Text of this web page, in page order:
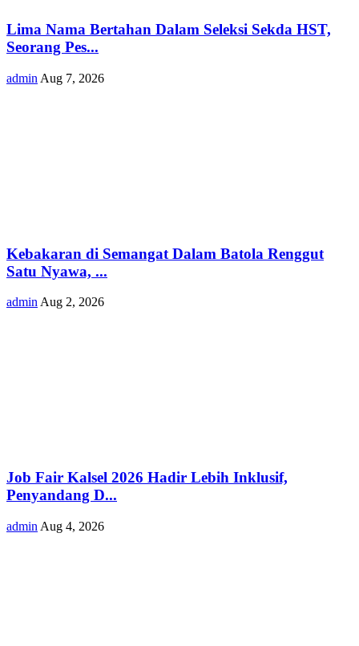
Lima Nama Bertahan Dalam Seleksi Sekda HST,
Seorang Pes...
admin Aug 7, 2026
Kebakaran di Semangat Dalam Batola Renggut
Satu Nyawa, ...
admin Aug 2, 2026
Job Fair Kalsel 2026 Hadir Lebih Inklusif,
Penyandang D...
admin Aug 4, 2026